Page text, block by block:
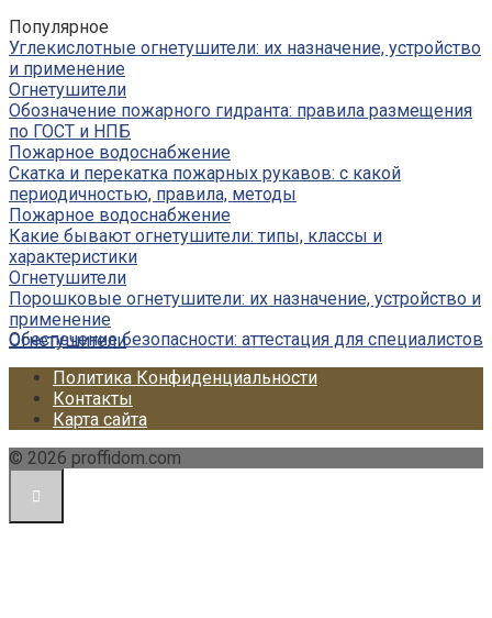
Популярное
Углекислотные огнетушители: их назначение, устройство
и применение
Огнетушители
Обозначение пожарного гидранта: правила размещения
по ГОСТ и НПБ
Пожарное водоснабжение
Скатка и перекатка пожарных рукавов: с какой
периодичностью, правила, методы
Пожарное водоснабжение
Какие бывают огнетушители: типы, классы и
характеристики
Огнетушители
Порошковые огнетушители: их назначение, устройство и
применение
Огнетушители
Обеспечение безопасности: аттестация для специалистов
Политика Конфиденциальности
Контакты
Карта сайта
© 2026 proffidom.com